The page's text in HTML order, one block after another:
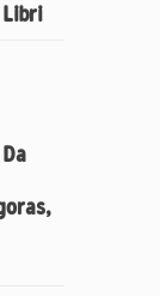
Libri